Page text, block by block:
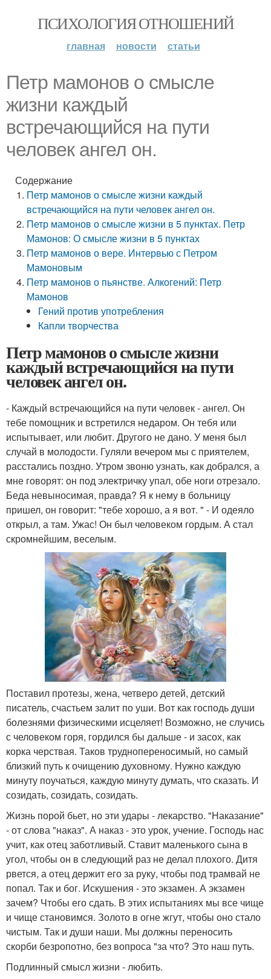
ПСИХОЛОГИЯ ОТНОШЕНИЙ
главная новости статьи
Петр мамонов о смысле
жизни каждый
встречающийся на пути
человек ангел он.
Содержание
Петр мамонов о смысле жизни каждый
встречающийся на пути человек ангел он.
Петр мамонов о смысле жизни в 5 пунктах. Петр
Мамонов: О смысле жизни в 5 пунктах
Петр мамонов о вере. Интервью с Петром
Мамоновым
Петр мамонов о пьянстве. Алкогений: Петр
Мамонов
Гений против употребления
Капли творчества
Петр мамонов о смысле жизни
каждый встречающийся на пути
человек ангел он.
- Каждый встречающийся на пути человек - ангел. Он
тебе помощник и встретился недаром. Он тебя или
испытывает, или любит. Другого не дано. У меня был
случай в молодости. Гуляли вечером мы с приятелем,
расстались поздно. Утром звоню узнать, как добрался, а
мне говорят: он под электричку упал, обе ноги отрезало.
Беда невыносимая, правда? Я к нему в больницу
пришел, он говорит: "тебе хорошо, а я вот. " - И одеяло
открыл, а там. Ужас! Он был человеком гордым. А стал
скромнейшим, веселым.
Поставил протезы, жена, четверо детей, детский
писатель, счастьем залит по уши. Вот как господь души
болезнями физическими исцеляет! Возможно, не случись
с человеком горя, гордился бы дальше - и засох, как
корка черствая. Таков труднопереносимый, но самый
близкий путь к очищению духовному. Нужно каждую
минуту поучаться, каждую минуту думать, что сказать. И
созидать, созидать, созидать.
Жизнь порой бьет, но эти удары - лекарство. "Наказание"
- от слова "наказ". А наказ - это урок, учение. Господь нас
учит, как отец заботливый. Ставит маленького сына в
угол, чтобы он в следующий раз не делал плохого. Дитя
рвется, а отец держит его за руку, чтобы под трамвай не
попал. Так и бог. Искушения - это экзамен. А экзамен
зачем? Чтобы его сдать. В этих испытаниях мы все чище
и чище становимся. Золото в огне жгут, чтобы оно стало
чистым. Так и души наши. Мы должны переносить
скорби безропотно, без вопроса "за что? Это наш путь.
Подлинный смысл жизни - любить.